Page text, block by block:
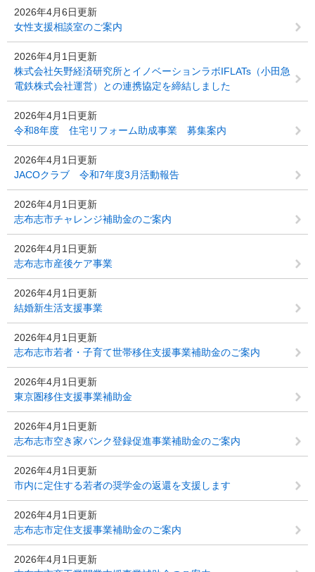
2026年4月6日更新
女性支援相談室のご案内
2026年4月1日更新
株式会社矢野経済研究所とイノベーションラボIFLATs（小田急
電鉄株式会社運営）との連携協定を締結しました
2026年4月1日更新
令和8年度 住宅リフォーム助成事業 募集案内
2026年4月1日更新
JACOクラブ 令和7年度3月活動報告
2026年4月1日更新
志布志市チャレンジ補助金のご案内
2026年4月1日更新
志布志市産後ケア事業
2026年4月1日更新
結婚新生活支援事業
2026年4月1日更新
志布志市若者・子育て世帯移住支援事業補助金のご案内
2026年4月1日更新
東京圏移住支援事業補助金
2026年4月1日更新
志布志市空き家バンク登録促進事業補助金のご案内
2026年4月1日更新
市内に定住する若者の奨学金の返還を支援します
2026年4月1日更新
志布志市定住支援事業補助金のご案内
2026年4月1日更新